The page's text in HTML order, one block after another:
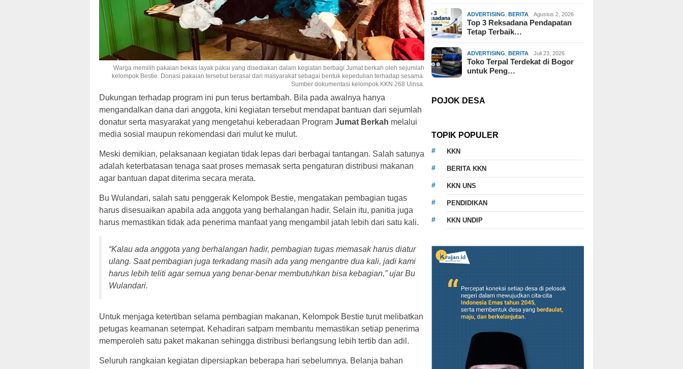
Warga memilih pakaian bekas layak pakai yang disediakan dalam kegiatan berbagi Jumat berkah oleh sejumlah
kelompok Bestie. Donasi pakaian tersebut berasal dari masyarakat sebagai bentuk kepedulian terhadap sesama.
Sumber dokumentasi kelompok KKN 268 Uinsa.
Dukungan terhadap program ini pun terus bertambah. Bila pada awalnya hanya
mengandalkan dana dari anggota, kini kegiatan tersebut mendapat bantuan dari sejumlah
donatur serta masyarakat yang mengetahui keberadaan Program Jumat Berkah melalui
media sosial maupun rekomendasi dari mulut ke mulut.
Meski demikian, pelaksanaan kegiatan tidak lepas dari berbagai tantangan. Salah satunya
adalah keterbatasan tenaga saat proses memasak serta pengaturan distribusi makanan
agar bantuan dapat diterima secara merata.
Bu Wulandari, salah satu penggerak Kelompok Bestie, mengatakan pembagian tugas
harus disesuaikan apabila ada anggota yang berhalangan hadir. Selain itu, panitia juga
harus memastikan tidak ada penerima manfaat yang mengambil jatah lebih dari satu kali.
“Kalau ada anggota yang berhalangan hadir, pembagian tugas memasak harus diatur
ulang. Saat pembagian juga terkadang masih ada yang mengantre dua kali, jadi kami
harus lebih teliti agar semua yang benar-benar membutuhkan bisa kebagian,” ujar Bu
Wulandari.
Untuk menjaga ketertiban selama pembagian makanan, Kelompok Bestie turut melibatkan
petugas keamanan setempat. Kehadiran satpam membantu memastikan setiap penerima
memperoleh satu paket makanan sehingga distribusi berlangsung lebih tertib dan adil.
Seluruh rangkaian kegiatan dipersiapkan beberapa hari sebelumnya. Belanja bahan
ADVERTISING ,BERITA Agustus 2, 2026
Top 3 Reksadana Pendapatan
Tetap Terbaik…
ADVERTISING ,BERITA Juli 23, 2026
Toko Terpal Terdekat di Bogor
untuk Peng…
POJOK DESA
TOPIK POPULER
KKN
BERITA KKN
KKN UNS
PENDIDIKAN
KKN UNDIP